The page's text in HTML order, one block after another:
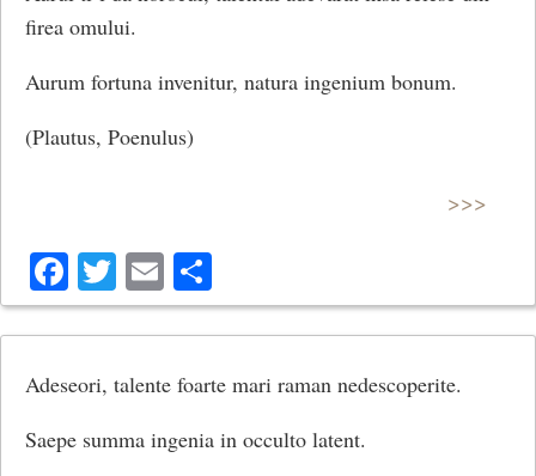
firea omului.
Aurum fortuna invenitur, natura ingenium bonum.
(Plautus, Poenulus)
>>>
Facebook
Twitter
Email
Adeseori, talente foarte mari raman nedescoperite.
Saepe summa ingenia in occulto latent.